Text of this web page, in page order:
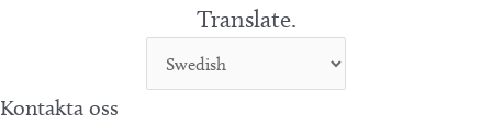
Translate.
Kontakta oss